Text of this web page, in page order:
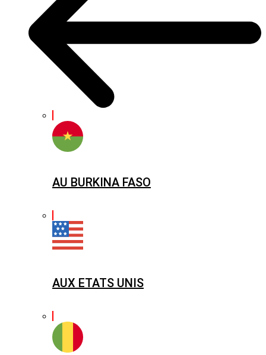
AU BURKINA FASO
AUX ETATS UNIS